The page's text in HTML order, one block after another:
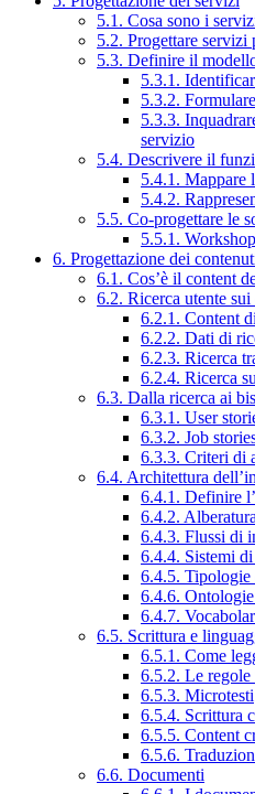
5.1. Cosa sono i
5.2. Progettare
5.3. Definire il
5.3.1.
5.3.2.
5.3.3.
servizio
5.4. Descrivere il
5.4.1. Mappare
5.4.2.
5.5. Co-progettare le
5.5.1.
6. Progettazione dei
6.1. Cos’è il content
6.2. Ricerca utente
6.2.1. Content
6.2.2. Dati di
6.2.3. Ricerca
6.2.4. Ricerca
6.3. Dalla ricerca ai
6.3.1. User
6.3.2. Job
6.3.3. Criteri di
6.4. Architettura
6.4.1. Definire
6.4.2. Alberatura
6.4.3. Flussi di
6.4.4. Sistemi
6.4.5. Tipologie
6.4.6. Ontologie
6.4.7.
6.5. Scrittura e
6.5.1. Come
6.5.2. Le
6.5.3. Microtesti
6.5.4. Scrittura
6.5.5. Content
6.5.6.
6.6. Documenti